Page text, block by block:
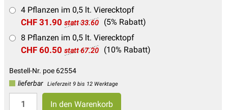
4 Pflanzen im 0,5 lt. Vierecktopf
CHF 31.90 statt 33.60
(5% Rabatt)
8 Pflanzen im 0,5 lt. Vierecktopf
CHF 60.50 statt 67.20 (10% Rabatt)
Bestell-Nr. poe 62554
lieferbar
Lieferzeit 9 bis 12 Werktage